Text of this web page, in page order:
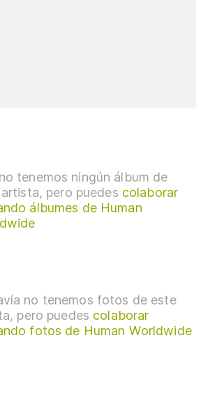
tenemos ningún álbum de
pero puedes colaborar
álbumes de Human
no tenemos fotos de este
pero puedes colaborar
fotos de Human Worldwide